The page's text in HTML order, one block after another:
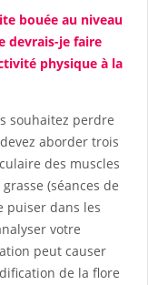
bouée au niveau
devrais-je faire
physique à la
souhaitez perdre
aborder trois
des muscles
(séances de
puiser dans les
votre
peut causer
de la flore